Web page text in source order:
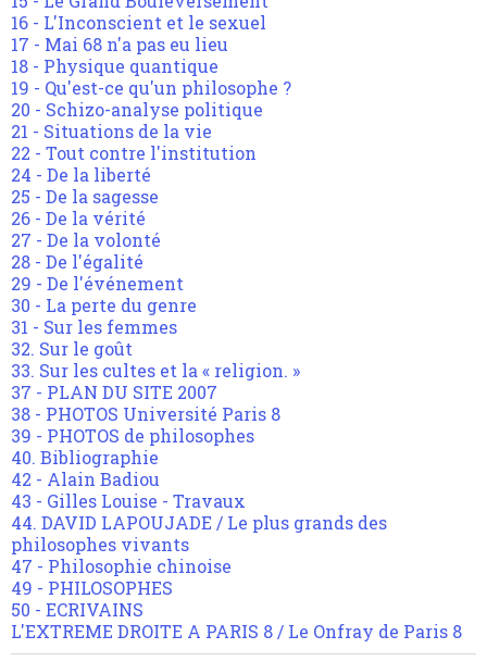
16 - L'Inconscient et le sexuel
17 - Mai 68 n'a pas eu lieu
18 - Physique quantique
19 - Qu'est-ce qu'un philosophe ?
20 - Schizo-analyse politique
21 - Situations de la vie
22 - Tout contre l'institution
24 - De la liberté
25 - De la sagesse
26 - De la vérité
27 - De la volonté
28 - De l'égalité
29 - De l'événement
30 - La perte du genre
31 - Sur les femmes
32. Sur le goût
33. Sur les cultes et la « religion. »
37 - PLAN DU SITE 2007
38 - PHOTOS Université Paris 8
39 - PHOTOS de philosophes
40. Bibliographie
42 - Alain Badiou
43 - Gilles Louise - Travaux
44. DAVID LAPOUJADE / Le plus grands des
philosophes vivants
47 - Philosophie chinoise
49 - PHILOSOPHES
50 - ECRIVAINS
L'EXTREME DROITE A PARIS 8 / Le Onfray de Paris 8